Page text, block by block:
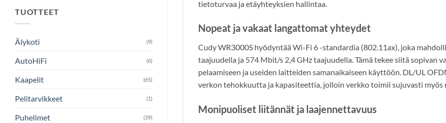
TUOTTEET
Älykoti (9)
AutoHiFi (6)
Kaapelit (65)
Pelitarvikkeet (1)
Puhelimet (39)
tietoturvaa ja etäyhteyksien hallintaa.
Nopeat ja vakaat langattomat yhteydet
Cudy WR3000S hyödyntää Wi-Fi 6 -standardia (802.11ax), joka
taajuudella ja 574 Mbit/s 2,4 GHz taajuudella. Tämä tekee siitä sopivan
pelaamiseen ja useiden laitteiden samanaikaiseen käyttöön. DL/UL
verkon tehokkuutta ja kapasiteettia, jolloin verkko toimii sujuvasti myös
Monipuoliset liitännät ja laajennettavuus